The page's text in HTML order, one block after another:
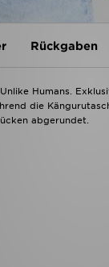
Rückgaben
Humans.
die
abgerundet.